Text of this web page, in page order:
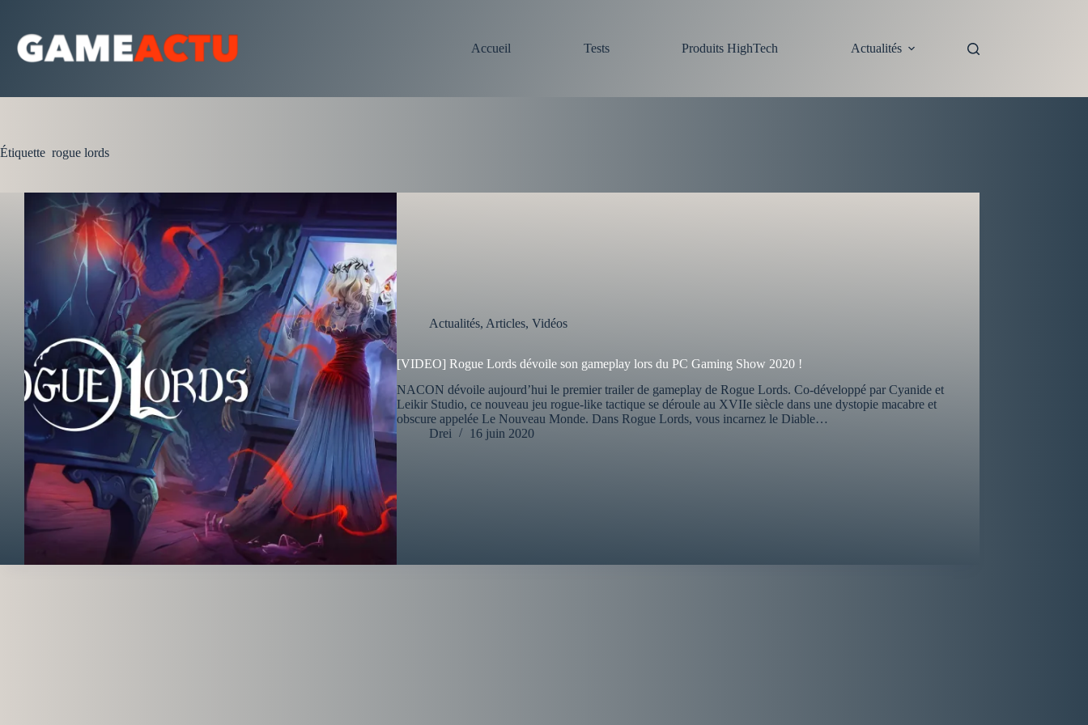
contenu
Accueil
Tests Produits HighTech Actualités
Étiquette rogue lords
Actualités, Articles, Vidéos
[VIDEO] Rogue Lords dévoile son gameplay lors du PC Gaming Show 2020 !
NACON dévoile aujourd’hui le premier trailer de gameplay de Rogue Lords. Co-développé par Cyanide et
Leikir Studio, ce nouveau jeu rogue-like tactique se déroule au XVIIe siècle dans une dystopie macabre et
obscure appelée Le Nouveau Monde. Dans Rogue Lords, vous incarnez le Diable…
Drei
16 juin 2020